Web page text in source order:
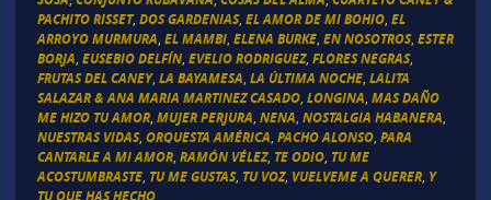
PACHITO RISSET, DOS GARDENIAS, EL AMOR DE MI BOHIO, EL
ARROYO MURMURA EL MAMBI, ELENA BURKE, EN NOSOTROS, ESTER
BORJA EUSEBIO DELFÍN, EVELIO RODRIGUEZ, FLORES NEGRAS,
FRUTAS DEL CANEY, LA BAYAMESA LA ÚLTIMA NOCHE, LALITA
SALAZAR & ANA MARIA MARTINEZ CASADO, LONGINA MAS DAÑO
ME HIZO TU AMOR, MUJER PERJURA NENA NOSTALGIA HABANERA
NUESTRAS VIDAS, ORQUESTA AMÉRICA PACHO ALONSO, PARA
CANTARLE A MI AMOR, RAMÓN VÉLEZ, TE ODIO, TU ME
ACOSTUMBRASTE, TU ME GUSTAS, TU VOZ, VUELVEME A QUERER, Y